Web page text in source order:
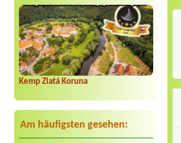
Kemp Zlatá Koruna
Am häufigsten gesehen: